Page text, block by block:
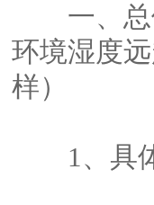
一、总体
环境湿度
样）
1、具体